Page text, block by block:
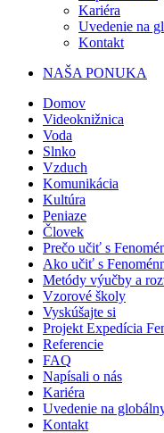
Kariéra
Uvedenie na
Kontakt
NAŠA PONUKA
Domov
Videoknižnica
Voda
Slnko
Vzduch
Komunikácia
Kultúra
Peniaze
Človek
Prečo učiť s
Ako učiť s
Metódy výučby a
Vzorové školy
Vyskúšajte si
Projekt Expedícia
Referencie
FAQ
Napísali o nás
Kariéra
Uvedenie na
Kontakt